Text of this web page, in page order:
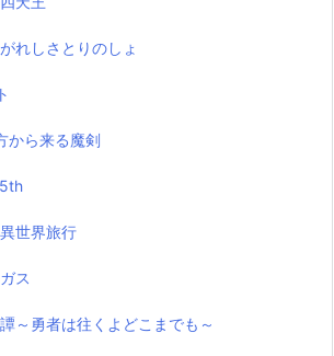
れしさとりのしょ
ら来る魔剣
世界旅行
ス
～勇者は往くよどこまでも～